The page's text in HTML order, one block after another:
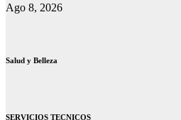
Ago 8, 2026
Salud y Belleza
SERVICIOS TECNICOS